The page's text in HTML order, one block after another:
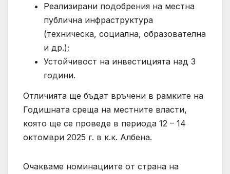
Реализирани подобрения на местна
публична инфраструктура
(техническа, социална, образователна
и др.);
Устойчивост на инвестицията над 3
години.
Отличията ще бъдат връчени в рамките на
Годишната среща на местните власти,
която ще се проведе в периода 12 – 14
октомври 2025 г. в к.к. Албена.
Очакваме номинациите от страна на